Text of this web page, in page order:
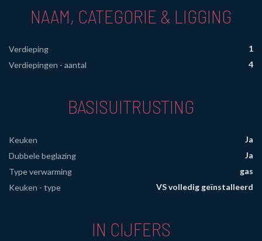
NAAM, CATEGORIE & LIGGING
Verdieping
1
Verdiepingen - aantal
4
BASISUITRUSTING
Keuken
Ja
Dubbele beglazing
Ja
Type verwarming
gas
Keuken - type
VS volledig geïnstalleerd
IN CIJFERS